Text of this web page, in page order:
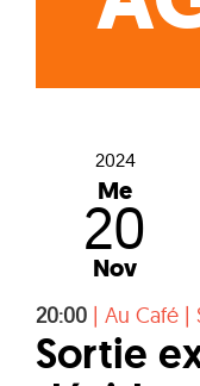
2024
Me
20
Nov
20:00 | Au Café |
Sortie